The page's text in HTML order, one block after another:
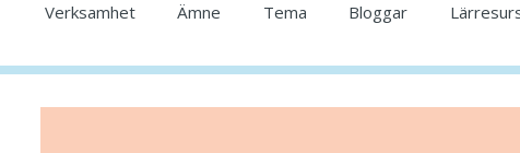
Verksamhet Ämne Tema Bloggar